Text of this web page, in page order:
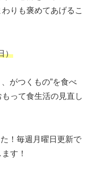
りも褒めてあげるこ
）
がつくもの”を食べ
って食生活の見直し
！毎週月曜日更新で
す！